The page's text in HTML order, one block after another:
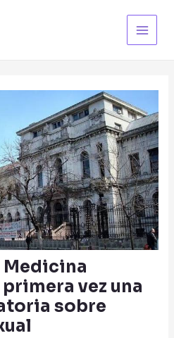
Main
Menu
Medicina
vez una
sobre